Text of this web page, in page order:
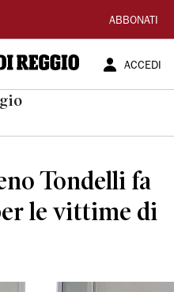
ABBONATI
ACCEDI
Tondelli fa
le vittime di